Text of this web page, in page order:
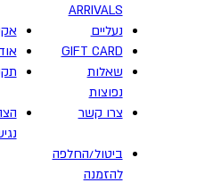
ARRIVALS
נעליים
GIFT CARD
שאלות
נפוצות
צרו קשר
ביטול/החלפה
להזמנה